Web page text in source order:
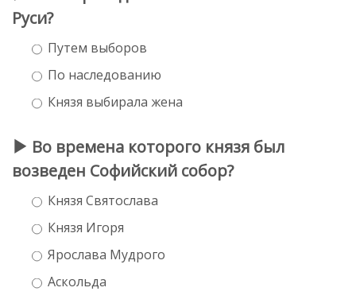
Руси?
Путем выборов
По наследованию
Князя выбирала жена
Во времена которого князя был
возведен Софийский собор?
Князя Святослава
Князя Игоря
Ярослава Мудрого
Аскольда